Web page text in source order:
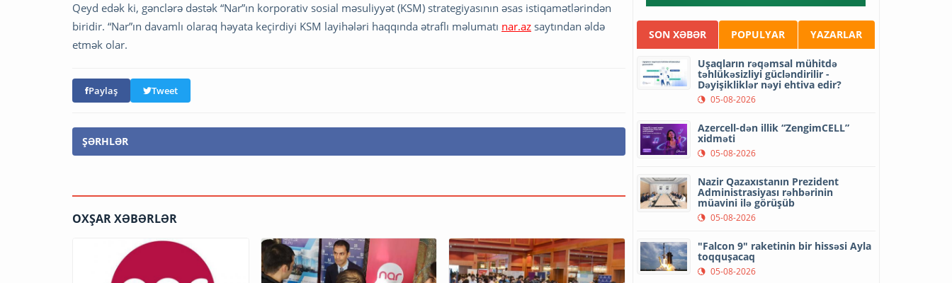
Qeyd edək ki, gənclərə dəstək “Nar”ın korporativ sosial məsuliyyət (KSM) strategiyasının əsas istiqamətlərindən
biridir. “Nar”ın davamlı olaraq həyata keçirdiyi KSM layihələri haqqında ətraflı məlumatı nar.az saytından əldə
etmək olar.
Paylaş Tweet
ŞƏRHLƏR
OXŞAR XƏBƏRLƏR
SON XƏBƏR POPULYAR YAZARLAR
Uşaqların rəqəmsal mühitdə
təhlükəsizliyi gücləndirilir -
Dəyişikliklər nəyi ehtiva edir?
05-08-2026
Azercell-dən illik “ZengimCELL”
xidməti
05-08-2026
Nazir Qazaxıstanın Prezident
Administrasiyası rəhbərinin
müavini ilə görüşüb
05-08-2026
"Falcon 9" raketinin bir hissəsi Ayla
toqquşacaq
05-08-2026